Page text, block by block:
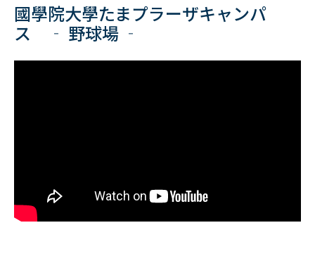
國學院大學たまプラーザキャンパ
ス ‐ 野球場 ‐